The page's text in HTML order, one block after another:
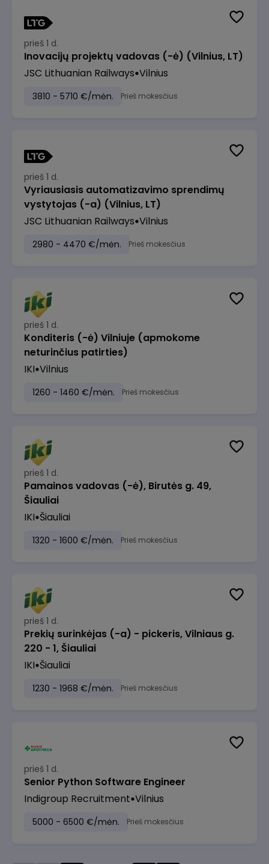
prieš 1 d.
Inovacijų projektų vadovas (-ė) (Vilnius, LT)
JSC Lithuanian Railways Vilnius
3810 - 5710 €/mėn. Prieš mokesčius
prieš 1 d.
Vyriausiasis automatizavimo sprendimų
vystytojas (-a) (Vilnius, LT)
JSC Lithuanian Railways Vilnius
2980 - 4470 €/mėn. Prieš mokesčius
prieš 1 d.
Konditeris (-ė) Vilniuje (apmokome
neturinčius patirties)
IKI Vilnius
1260 - 1460 €/mėn. Prieš mokesčius
prieš 1 d.
Pamainos vadovas (-ė), Birutės g. 49,
Šiauliai
IKI Šiauliai
1320 - 1600 €/mėn. Prieš mokesčius
prieš 1 d.
Prekių surinkėjas (-a) - pickeris, Vilniaus g.
220 - 1, Šiauliai
IKI Šiauliai
1230 - 1968 €/mėn. Prieš mokesčius
prieš 1 d.
Senior Python Software Engineer
Indigroup Recruitment Vilnius
5000 - 6500 €/mėn. Prieš mokesčius